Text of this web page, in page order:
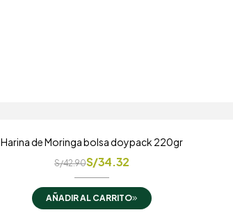
Harina de Moringa bolsa doypack 220gr
S/42.90S/34.32
AÑADIR AL CARRITO